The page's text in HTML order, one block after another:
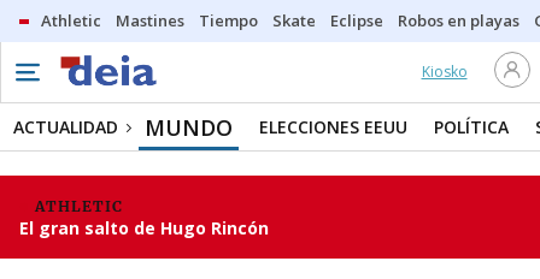
Athletic Mastines Tiempo Skate Eclipse Robos en playas
Kiosko
ACTUALIDAD MUNDO ELECCIONES EEUU POLÍTICA
ATHLETIC
El gran salto de Hugo Rincón